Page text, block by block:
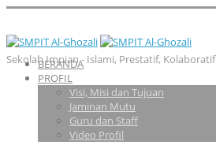
Sekolah Impian - Islami, Prestatif, Kolaboratif
BERANDA
PROFIL
Visi, Misi dan Tujuan
Jaminan Mutu
Guru dan Staff
Video Profil